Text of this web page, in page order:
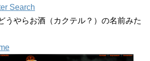
Search
うやらお酒（カクテル？）の名前みた